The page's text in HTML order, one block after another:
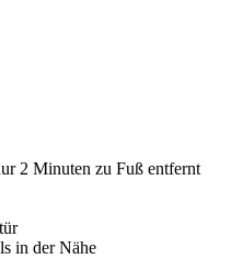
2 Minuten zu Fuß entfernt
in der Nähe